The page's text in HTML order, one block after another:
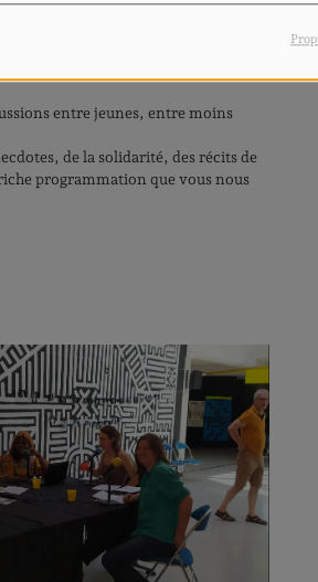
entre jeunes, entre moins
de la solidarité, des récits de
programmation que vous nous